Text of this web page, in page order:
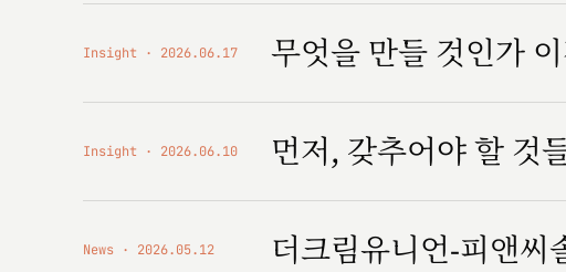
Insight 2026.06.17 무엇을 만들 것인가
Insight 2026.06.10 먼저, 갖추어야 할 것
News 2026.05.12 더크림유니언-피앤씨